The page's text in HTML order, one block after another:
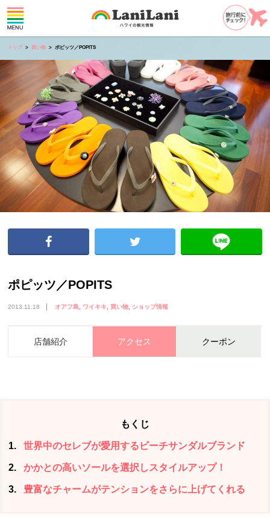
トップ 買い物 ポピッツ／POPITS
ポピッツ／POPITS
2013.11.18 オアフ島 ワイキキ 買い物 ショップ情報
店舗紹介 アクセス クーポン
もくじ
1 世界中のセレブが愛用するビーチサンダルブランド
2 かかとの高いソールを選択しスタイルアップ！
3 豊富なチャームがテンションをさらに上げてくれる